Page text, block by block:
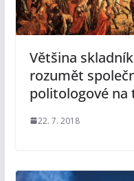
Většina
rozumět
politologové na
22. 7. 2018